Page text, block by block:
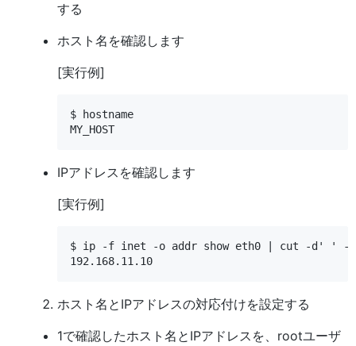
する
ホスト名を確認します
[実行例]
$ hostname
IPアドレスを確認します
[実行例]
$ ip -f inet -o addr show eth0 | cut -d' '
ホスト名とIPアドレスの対応付けを設定する
1で確認したホスト名とIPアドレスを、rootユーザ